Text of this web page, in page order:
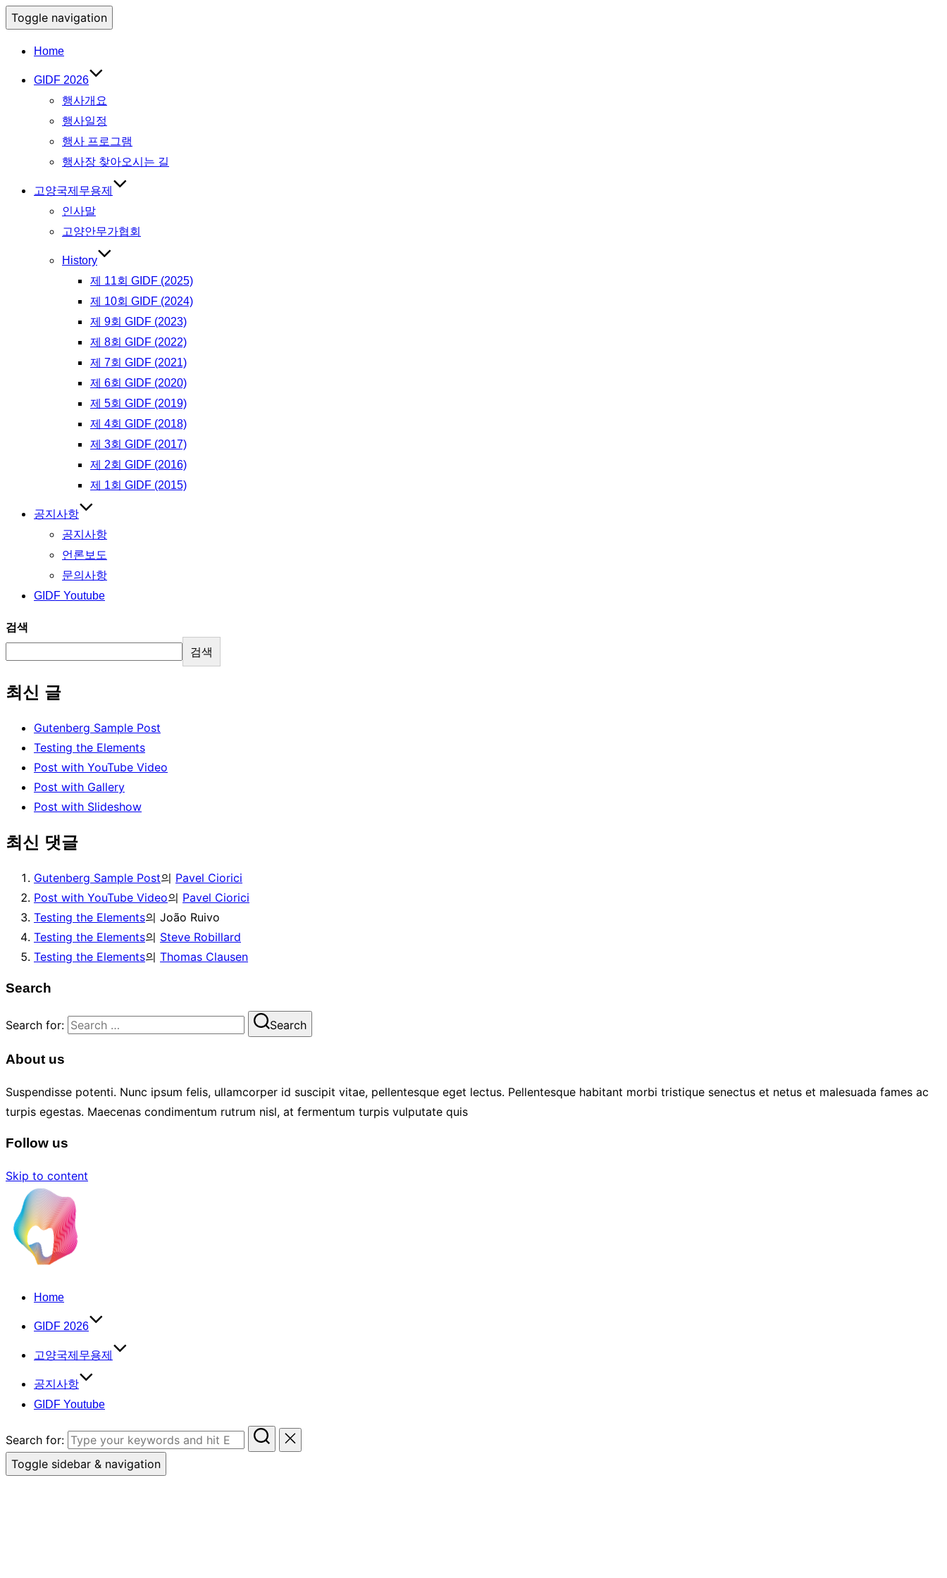
Toggle navigation
Home
GIDF 2026
행사개요
행사일정
행사 프로그램
행사장 찾아오시는 길
고양국제무용제
인사말
고양안무가협회
History
제 11회 GIDF (2025)
제 10회 GIDF (2024)
제 9회 GIDF (2023)
제 8회 GIDF (2022)
제 7회 GIDF (2021)
제 6회 GIDF (2020)
제 5회 GIDF (2019)
제 4회 GIDF (2018)
제 3회 GIDF (2017)
제 2회 GIDF (2016)
제 1회 GIDF (2015)
공지사항
공지사항
언론보도
문의사항
GIDF Youtube
검색
검색
최신 글
Gutenberg Sample Post
Testing the Elements
Post with YouTube Video
Post with Gallery
Post with Slideshow
최신 댓글
Gutenberg Sample Post의 Pavel Ciorici
Post with YouTube Video의 Pavel Ciorici
Testing the Elements의 João Ruivo
Testing the Elements의 Steve Robillard
Testing the Elements의 Thomas Clausen
Search
Search for: Search
About us
Suspendisse potenti. Nunc ipsum felis, ullamcorper id suscipit vitae, pellentesque eget lectus. Pellentesque habitant morbi tristique senectus et netus et malesuada fames ac
turpis egestas. Maecenas condimentum rutrum nisl, at fermentum turpis vulputate quis
Follow us
Skip to content
Home
GIDF 2026
고양국제무용제
공지사항
GIDF Youtube
Search for:
Toggle sidebar & navigation